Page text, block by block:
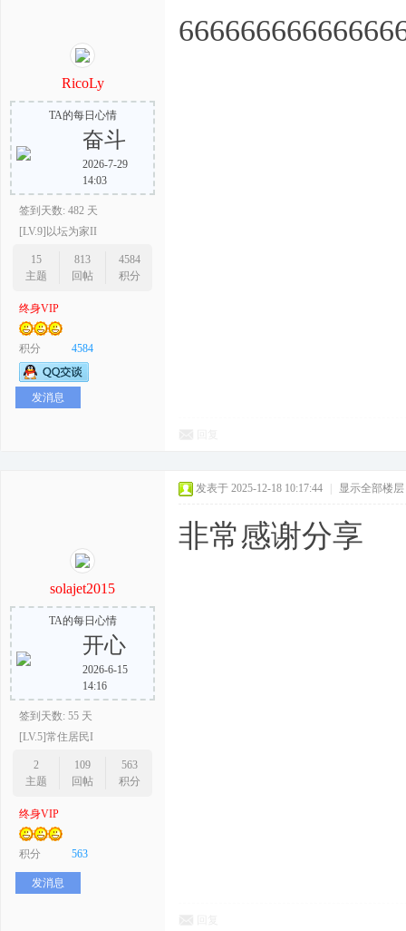
RicoLy
TA的每日心情
奋斗
2026-7-29
14:03
签到天数: 482 天
[LV.9]以坛为家II
15
主题
813
回帖
4584
积分
终身VIP
积分 4584
发消息
solajet2015
TA的每日心情
开心
2026-6-15
14:16
签到天数: 55 天
[LV.5]常住居民I
2
主题
109
回帖
563
积分
终身VIP
积分 563
发消息
发表于 2025-12-18 10:17:44 显示全部楼层
非常感谢分享